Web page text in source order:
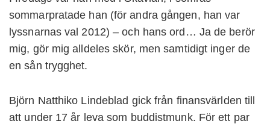
sommarpratade han (för andra gången, han var
lyssnarnas val 2012) – och hans ord… Ja de berör
mig, gör mig alldeles skör, men samtidigt inger de
en sån trygghet.
Björn Natthiko Lindeblad gick från finansvärlden till
att under 17 år leva som buddistmunk. För ett par